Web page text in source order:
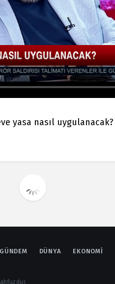
yasa nasıl uygulanacak?
GÜNDEM DÜNYA EKONOMI